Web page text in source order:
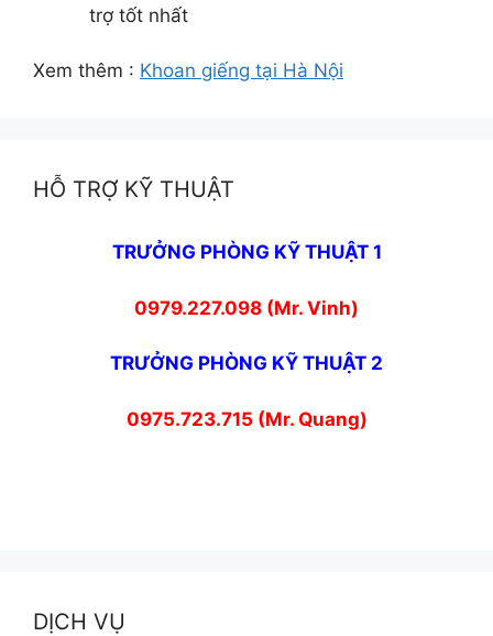
trợ tốt nhất
Xem thêm : Khoan giếng tại Hà Nội
HỖ TRỢ KỸ THUẬT
TRƯỞNG PHÒNG KỸ THUẬT 1
0979.227.098 (Mr. Vinh)
TRƯỞNG PHÒNG KỸ THUẬT 2
0975.723.715 (Mr. Quang)
DỊCH VỤ